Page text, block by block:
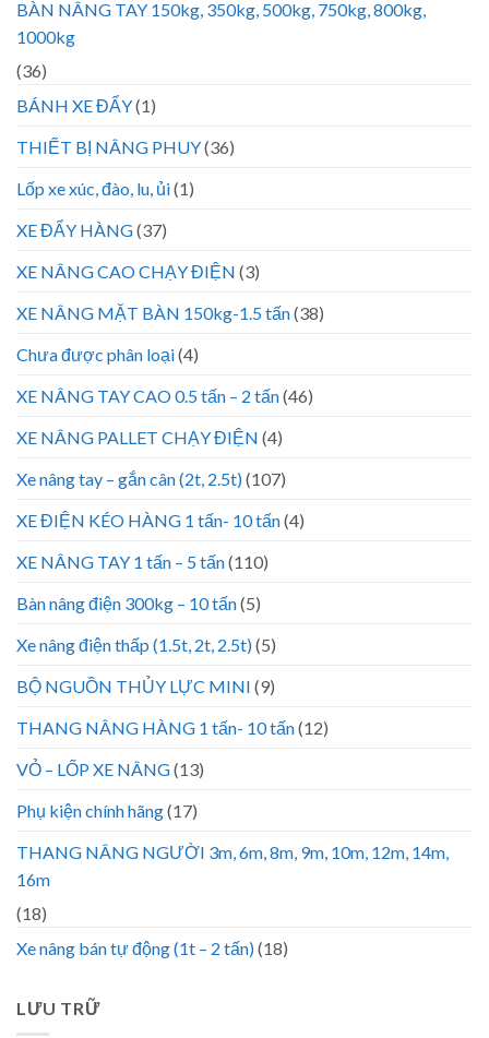
BÀN NÂNG TAY 150kg, 350kg, 500kg, 750kg, 800kg,
1000kg
(36)
BÁNH XE ĐẨY(1)
THIẾT BỊ NÂNG PHUY(36)
Lốp xe xúc, đào, lu, ủi(1)
XE ĐẨY HÀNG(37)
XE NÂNG CAO CHẠY ĐIỆN (3)
XE NÂNG MẶT BÀN 150kg-1.5 tấn(38)
Chưa được phân loại(4)
XE NÂNG TAY CAO 0.5 tấn – 2 tấn(46)
XE NÂNG PALLET CHẠY ĐIỆN (4)
Xe nâng tay – gắn cân (2t, 2.5t)(107)
XE ĐIỆN KÉO HÀNG 1 tấn- 10 tấn(4)
XE NÂNG TAY 1 tấn – 5 tấn(110)
Bàn nâng điện 300kg – 10 tấn(5)
Xe nâng điện thấp (1.5t, 2t, 2.5t)(5)
BỘ NGUỒN THỦY LỰC MINI (9)
THANG NÂNG HÀNG 1 tấn- 10 tấn(12)
VỎ – LỐP XE NÂNG(13)
Phụ kiện chính hãng(17)
THANG NÂNG NGƯỜI 3m, 6m, 8m, 9m, 10m, 12m, 14m,
16m
(18)
Xe nâng bán tự động (1t – 2 tấn)(18)
LƯU TRỮ